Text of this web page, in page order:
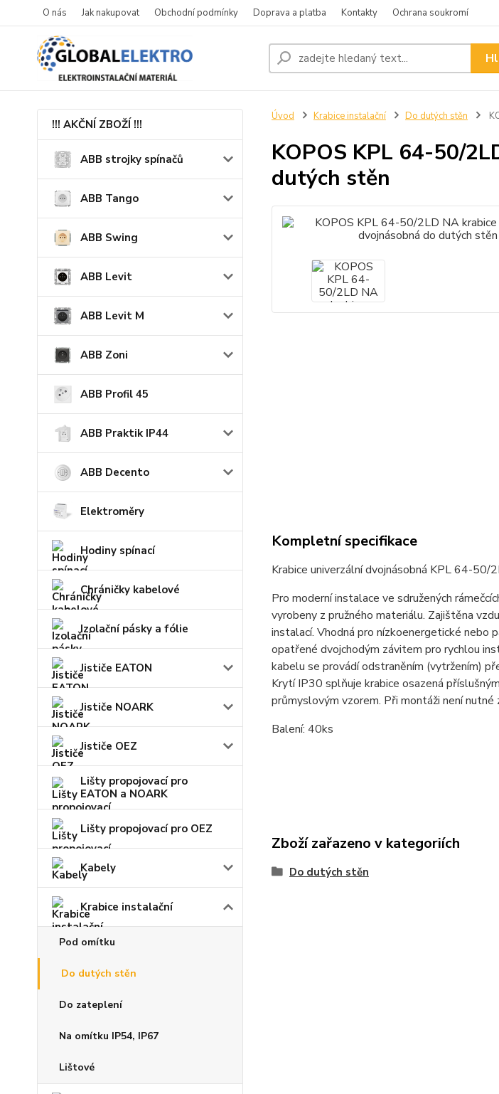
O nás Jak nakupovat Obchodní podmínky Doprava a platba Kontakty Ochrana soukromí
!!! AKČNÍ ZBOŽÍ !!!
ABB strojky spínačů
ABB Tango
ABB Swing
ABB Levit
ABB Levit M
ABB Zoni
ABB Profil 45
ABB Praktik IP44
ABB Decento
Elektroměry
Hodiny spínací
Chráničky kabelové
Izolační pásky a fólie
Jističe EATON
Jističe NOARK
Jističe OEZ
Lišty propojovací pro
EATON a NOARK
Lišty propojovací pro OEZ
Kabely
Krabice instalační
Pod omítku
Do dutých stěn
Do zateplení
Na omítku IP54, IP67
Lištové
Úvod Krabice instalační Do dutých stěn
KOPOS KPL 64-50/
dutých stěn
Kompletní specifikace
Krabice univerzální dvojnásobná KPL 64-
Pro moderní instalace ve sdružených
vyrobeny z pružného materiálu. Zajištěna
instalací. Vhodná pro nízkoenergetické nebo
opatřené dvojchodým závitem pro rychlou
kabelu se provádí odstraněním (vytržením)
Krytí IP30 splňuje krabice osazená
průmyslovým vzorem. Při montáži není
Balení: 40ks
Zboží zařazeno v kategoriích
Do dutých stěn